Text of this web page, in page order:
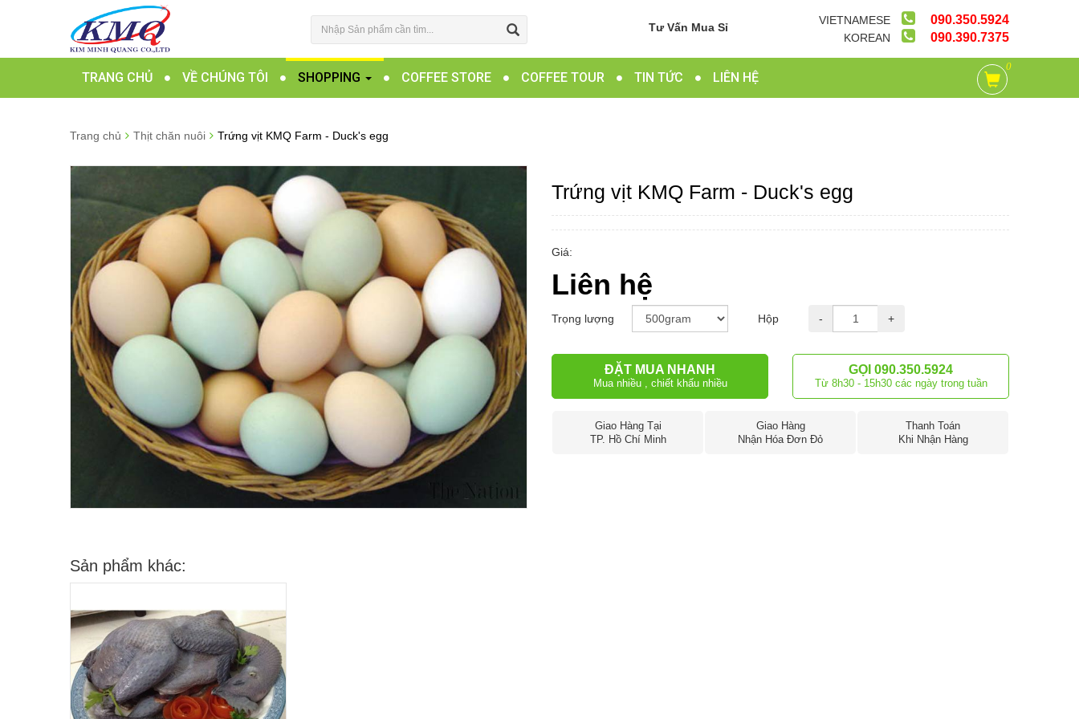
Tư Vấn Mua Sỉ
VIETNAMESE 090.350.5924
KOREAN 090.390.7375
0
TRANG CHỦ VỀ CHÚNG TÔI SHOPPING COFFEE STORE COFFEE TOUR TIN TỨC LIÊN HỆ
Trang chủ Thịt chăn nuôi Trứng vịt KMQ Farm - Duck's egg
Trứng vịt KMQ Farm - Duck's egg
Giá:
Liên hệ
Trọng lượng Hộp - +
ĐẶT MUA NHANH
Mua nhiều , chiết khấu nhiều
GỌI 090.350.5924
Từ 8h30 - 15h30 các ngày trong tuần
Giao Hàng Tại
TP. Hồ Chí Minh
Giao Hàng
Nhận Hóa Đơn Đỏ
Thanh Toán
Khi Nhận Hàng
Sản phẩm khác: